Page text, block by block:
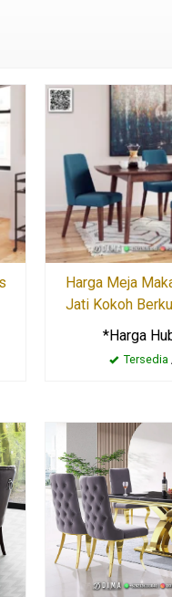
Harga Meja
Jati Kokoh
*Harga
Tersedia